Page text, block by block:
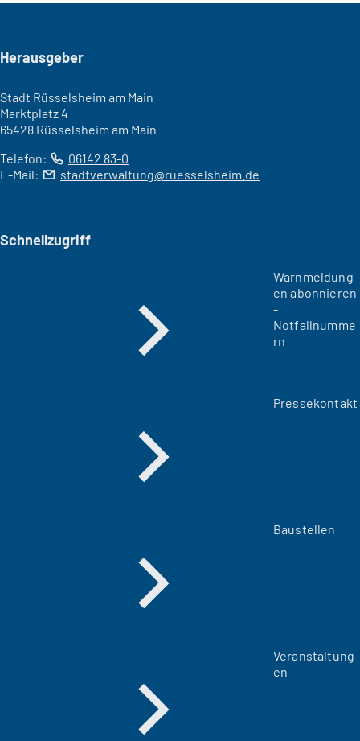
Seitenfuß
Herausgeber
Stadt Rüsselsheim am Main
Marktplatz 4
65428 Rüsselsheim am Main
Telefon:
06142 83-0
E-Mail:
stadtverwaltung ruesselsheim de
Schnellzugriff
Warnmeldung
en abonnieren
-
Notfallnumme
rn
Pressekontakt
Baustellen
Veranstaltung
en